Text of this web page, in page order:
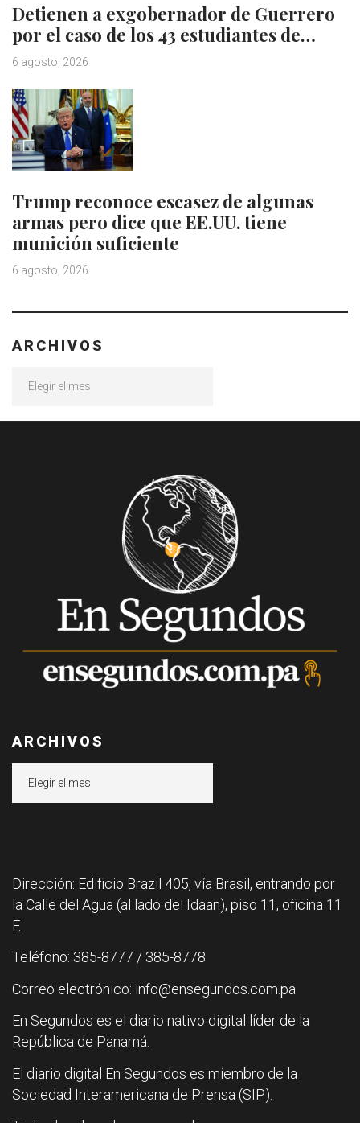
Detienen a exgobernador de Guerrero
por el caso de los 43 estudiantes de…
6 agosto, 2026
Trump reconoce escasez de algunas
armas pero dice que EE.UU. tiene
munición suficiente
6 agosto, 2026
ARCHIVOS
ARCHIVOS
Dirección: Edificio Brazil 405, vía Brasil, entrando por
la Calle del Agua (al lado del Idaan), piso 11, oficina 11
F.
Teléfono: 385-8777 / 385-8778
Correo electrónico: info@ensegundos.com.pa
En Segundos es el diario nativo digital líder de la
República de Panamá.
El diario digital En Segundos es miembro de la
Sociedad Interamericana de Prensa (SIP).